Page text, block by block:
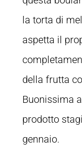
la torta di
aspetta il
della frutta
Buonissima
prodotto
gennaio.